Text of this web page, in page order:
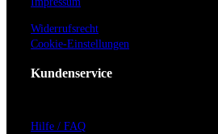
Widerrufsrecht
Cookie-Einstellungen
Kundenservice
Hilfe / FAQ